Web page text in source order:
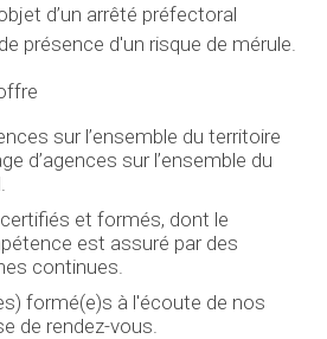
d’un arrêté préfectoral
présence d'un risque de mérule.
sur l’ensemble du territoire
d’agences sur l’ensemble du
et formés, dont le
est assuré par des
continues.
formé(e)s à l'écoute de nos
de rendez-vous.